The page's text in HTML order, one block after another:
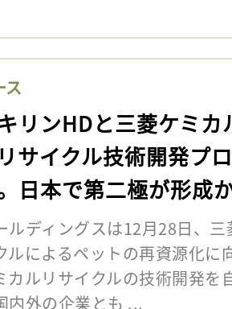
ス
リンHDと三菱ケミカ
サイクル技術開発プ
日本で第二極が形成
ディングスは12月28日、三
ルによるペットの再資源化に
カルリサイクルの技術開発を
内外の企業とも ...